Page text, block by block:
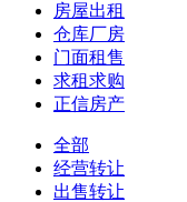
房屋出租
仓库厂房
门面租售
求租求购
正信房产
全部
经营转让
出售转让